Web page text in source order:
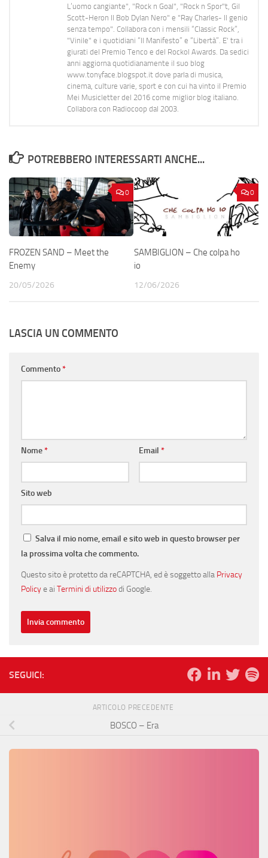
L’uomo cangiante", "Rock n Goal", "Rock n Spor"t, Gil
Scott-Heron Il Bob Dylan Nero" e "Ray Charles- Il genio
senza tempo". Collabora con i mensili “Classic Rock”,
"Vinile" e i quotidiani “Il Manifesto” e “Libertà”. E' tra i
giurati del Premio Tenco e del Rockol Awards. Da sedici
anni aggiorna quotidianamente il suo blog
www.tonyface.blogspot.it dove parla di musica,
cinema, culture varie, sport e con cui ha vinto il Premio
Mei Musicletter del 2016 come miglior blog italiano.
Collabora con Radiocoop dal 2003.
POTREBBERO INTERESSARTI ANCHE...
0
FROZEN SAND – Meet the
Enemy
20/05/2026
0
SAMBIGLION – Che colpa ho
io
12/06/2026
LASCIA UN COMMENTO
Commento*
Nome* Email *
Sito web
Salva il mio nome, email e sito web in questo browser per
la prossima volta che commento.
Questo sito è protetto da reCAPTCHA, ed è soggetto alla Privacy
Policye ai Termini di utilizzodi Google.
SEGUICI:
ARTICOLO PRECEDENTE
BOSCO – Era